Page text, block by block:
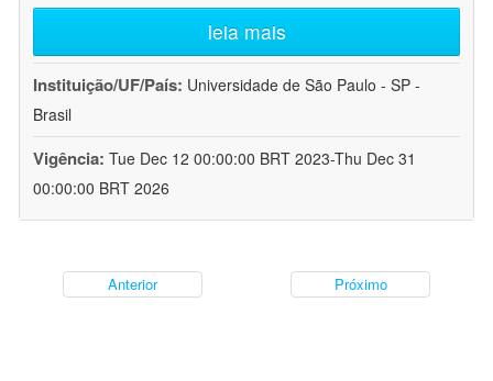
leia mais
Instituição/UF/País: Universidade de São Paulo - SP -
Brasil
Vigência: Tue Dec 12 00:00:00 BRT 2023-Thu Dec 31
00:00:00 BRT 2026
Anterior Próximo